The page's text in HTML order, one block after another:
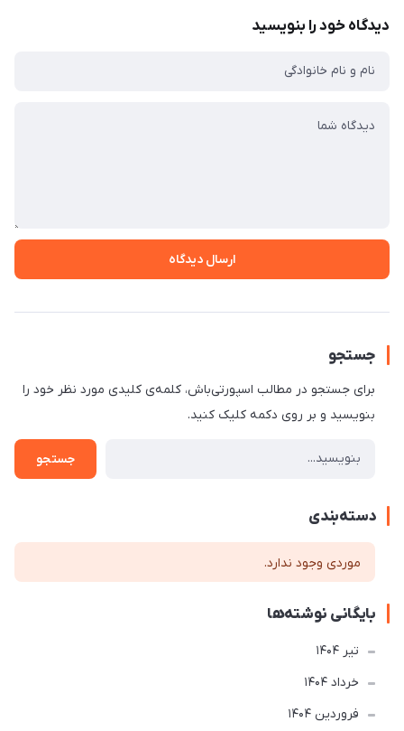
دیدگاه خود را بنویسید
ارسال دیدگاه
جستجو
برای جستجو در مطالب اسپورتی‌باش، کلمه‌ی کلیدی مورد نظر خود را
بنویسید و بر روی دکمه کلیک کنید.
جستجو
دسته‌بندی
موردی وجود ندارد.
بایگانی نوشته‌ها
تير 1404
خرداد 1404
فروردین 1404